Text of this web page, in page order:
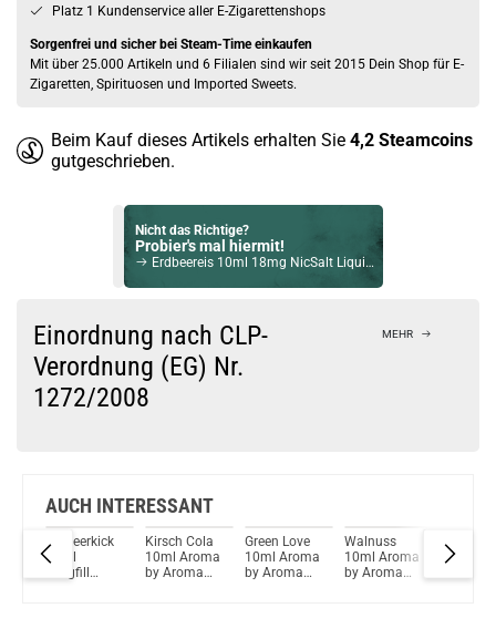
Platz 1 Kundenservice aller E-Zigarettenshops
Sorgenfrei und sicher bei Steam-Time einkaufen
Mit über 25.000 Artikeln und 6 Filialen sind wir seit 2015 Dein Shop für E-
Zigaretten, Spirituosen und Imported Sweets.
Beim Kauf dieses Artikels erhalten Sie 4,2 Steamcoins
gutgeschrieben.
Nicht das Richtige?
Probier's mal hiermit!
Erdbeereis 10ml 18mg NicSalt Liquid by Aroma Syndikat
Check das mal!
Antimatter Proxima Aroma Longfill 10ml
Du willst Kröten sparen?
Schau mal hier!
Einordnung nach CLP-
Verordnung (EG) Nr.
1272/2008
MEHR
AUCH INTERESSANT
Erdbeerkick
10ml
Longfill
Kirsch Cola
10ml Aroma
by Aroma
Green Love
10ml Aroma
by Aroma
Walnuss
10ml Aroma
by Aroma
10ml